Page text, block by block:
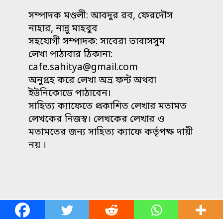
সম্পাদক মণ্ডলী: আবদুর রব, ফেরদৌস
নাহার, নান্নু মাহবুব
সহযোগী সম্পাদক: সাবেরা তাবাসসুম
লেখা পাঠাবার ঠিকানা:
cafe.sahitya@gmail.com
অনুগ্রহ করে লেখা অভ্র ফন্ট অথবা
ইউনিকোডে পাঠাবেন।
সাহিত্য ক্যাফেতে প্রকাশিত লেখার মতামত
লেখকের নিজস্ব। লেখকের লেখার ও
মতামতের জন্য সাহিত্য ক্যাফে কর্তৃপক্ষ দায়ী
নয় ।